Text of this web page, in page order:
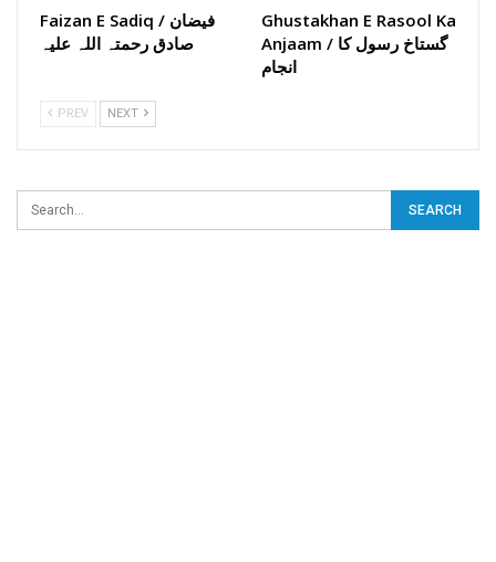
Faizan E Sadiq / فیضان
صادق رحمتہ اللہ علیہ
Ghustakhan E Rasool Ka
Anjaam / گستاخ رسول کا
انجام
PREV NEXT